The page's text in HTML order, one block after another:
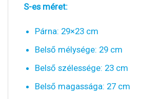
S-es méret:
Párna: 29×23 cm
Belső mélysége: 29 cm
Belső szélessége: 23 cm
Belső magassága: 27 cm